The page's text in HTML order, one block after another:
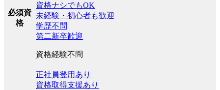
必須資
格
資格ナシでもOK
未経験・初心者も歓迎
学歴不問
第二新卒歓迎
資格経験不問
正社員登用あり
資格取得支援あり